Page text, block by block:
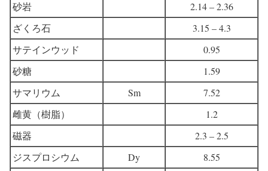
砂岩
2.14 – 2.36
ざくろ石
3.15 – 4.3
サテインウッド
0.95
砂糖
1.59
サマリウム
Sm
7.52
雌黄（樹脂）
1.2
磁器
2.3 – 2.5
ジスプロシウム
Dy
8.55